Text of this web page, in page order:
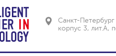
Санкт-
корпус 3, лит.А,